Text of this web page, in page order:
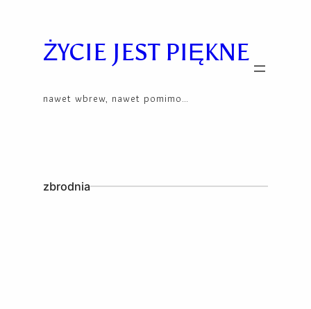
contentŻYCIE JEST PIĘKNE
nawet wbrew, nawet pomimo…
zbrodnia